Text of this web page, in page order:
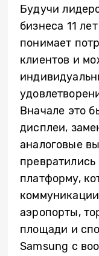
Будучи
бизнеса 11
понимает
клиентов и
Вначале это
дисплеи,
аналоговые
платформу,
аэропорты,
площади и
Samsung с